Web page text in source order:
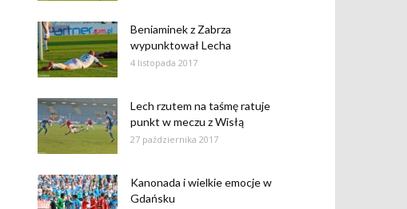
Beniaminek z Zabrza
wypunktował Lecha
4 listopada 2017
Lech rzutem na taśmę ratuje
punkt w meczu z Wisłą
27 października 2017
Kanonada i wielkie emocje w
Gdańsku